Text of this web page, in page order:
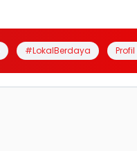
#LokalBerdaya